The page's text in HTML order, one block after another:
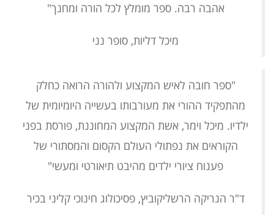
אהבה רבה. ספר מומלץ לכל הורה ומחנך"
מיכל דליות, סופר נני
"ספר חובה לאיש המקצוע ולהורה הרואה כחלק
מהתפקיד ההורי את מעורבותו בעשייה היומיומית של
ילדיו. מיכל וימר, אשת המקצוע המחוננת, פורסת בפני
הקוראים את נפתולי העולם הקסום והמסתורי של
פענוח ציורי ילדים מהיבט תיאורטי ומעשי"
ד"ר הנריקה הרשליקוביץ, פסיכולוג חינוכי קליני בכיר